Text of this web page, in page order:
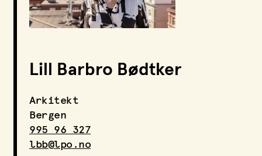
Kontakt
LPO Lillehammer
LPO Svalbard
LPO Bergen
LOF
Lill Barbro Bødtker
Arkitekt
Bergen
995 96 327
lbb@lpo.no